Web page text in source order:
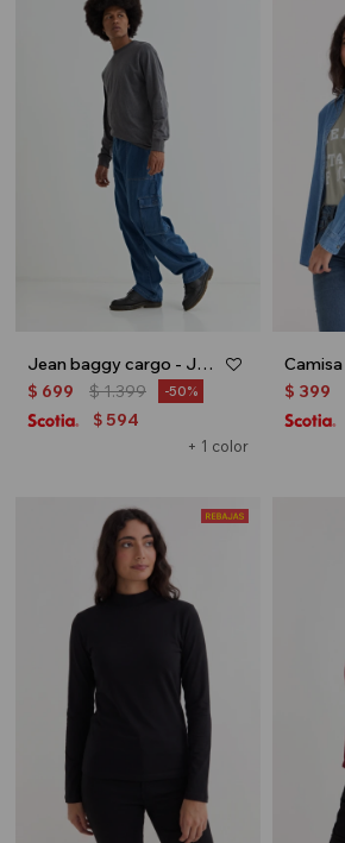
Jean baggy cargo - Jean oscuro
+ 1 color
$ 699 $1.399 50
$ 594
$ 399